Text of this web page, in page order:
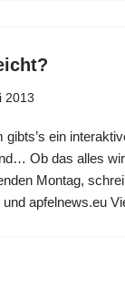
2013
ein
Ob das alles
Montag,
apfelnews.eu